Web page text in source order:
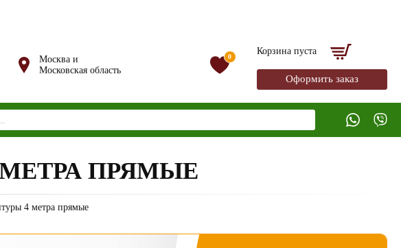
Москва и
Московская область
0
Корзина пуста
Оформить заказ
ПРЯМЫЕ
4 метра прямые